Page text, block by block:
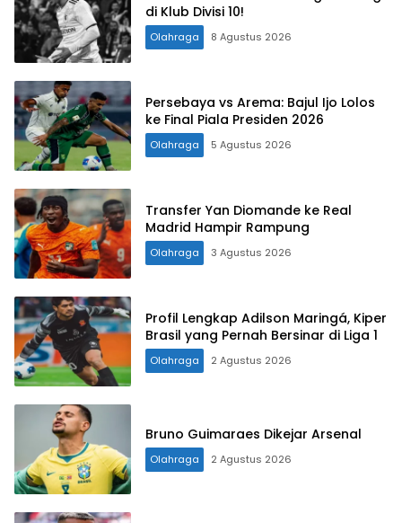
di Klub Divisi 10!
Olahraga 8 Agustus 2026
Persebaya vs Arema: Bajul Ijo Lolos
ke Final Piala Presiden 2026
Olahraga 5 Agustus 2026
Transfer Yan Diomande ke Real
Madrid Hampir Rampung
Olahraga 3 Agustus 2026
Profil Lengkap Adilson Maringá, Kiper
Brasil yang Pernah Bersinar di Liga 1
Olahraga 2 Agustus 2026
Bruno Guimaraes Dikejar Arsenal
Olahraga 2 Agustus 2026